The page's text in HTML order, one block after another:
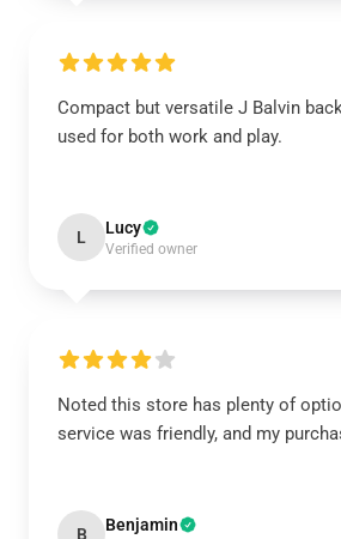
Compact but versatile J Balvin
used for both work and play.
L Lucy
Verified owner
Noted this store has plenty of
service was friendly, and my
B Benjamin